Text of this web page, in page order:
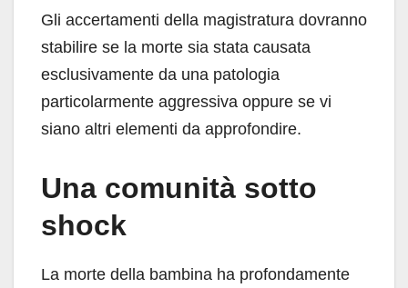
Gli accertamenti della magistratura dovranno
stabilire se la morte sia stata causata
esclusivamente da una patologia
particolarmente aggressiva oppure se vi
siano altri elementi da approfondire.
Una comunità sotto
shock
La morte della bambina ha profondamente